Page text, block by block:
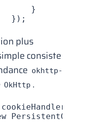
}
});
plus
consiste
okhttp-
OkHttp .
cookieHandler